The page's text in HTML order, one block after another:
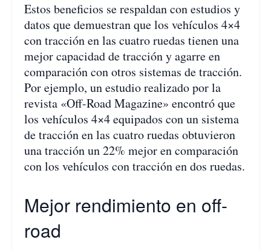
Estos beneficios se respaldan con estudios y
datos que demuestran que los vehículos 4×4
con tracción en las cuatro ruedas tienen una
mejor capacidad de tracción y agarre en
comparación con otros sistemas de tracción.
Por ejemplo, un estudio realizado por la
revista «Off-Road Magazine» encontró que
los vehículos 4×4 equipados con un sistema
de tracción en las cuatro ruedas obtuvieron
una tracción un 22% mejor en comparación
con los vehículos con tracción en dos ruedas.
Mejor rendimiento en off-
road